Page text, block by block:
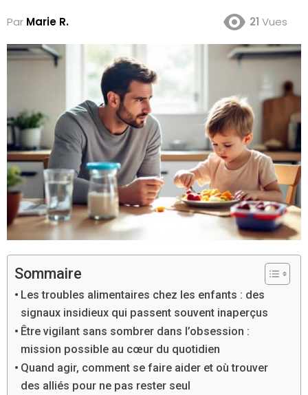
Par Marie R. 21 Vues
Sommaire
Les troubles alimentaires chez les enfants : des
signaux insidieux qui passent souvent inaperçus
Être vigilant sans sombrer dans l’obsession :
mission possible au cœur du quotidien
Quand agir, comment se faire aider et où trouver
des alliés pour ne pas rester seul